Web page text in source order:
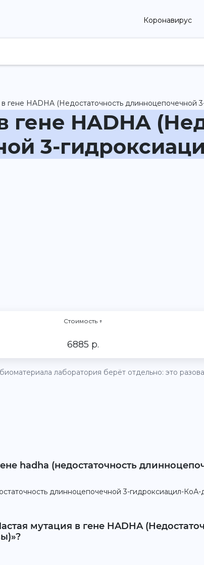
Коронавирус
в гене HADHA (Недостаточность длинноцепочечной
гене HADHA
3-
Стоимость ↑
6885 р.
лаборатория берёт отдельно: это
hadha (недостаточность
длинноцепочечной 3-гидроксиацил-
мутация в гене HADHA